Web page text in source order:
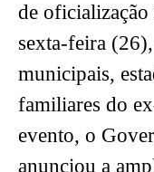
de oficialização
sexta-feira
municipais,
familiares do
evento, o
anunciou a